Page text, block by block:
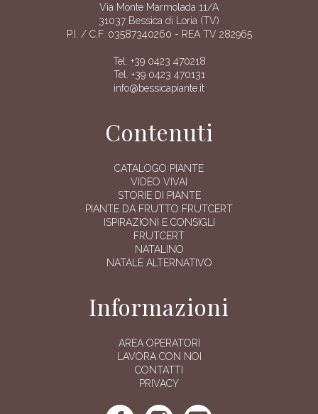
Via Monte Marmolada 11/A
31037 Bessica di Loria (TV)
P.I. / C.F. 03587340260 - REA TV 282965
Tel. +39 0423 470218
Tel. +39 0423 470131
info@bessicapiante.it
Contenuti
CATALOGO PIANTE
VIDEO VIVAI
STORIE DI PIANTE
PIANTE DA FRUTTO FRUTCERT
ISPIRAZIONI E CONSIGLI
FRUTCERT
NATALINO
NATALE ALTERNATIVO
Informazioni
AREA OPERATORI
LAVORA CON NOI
CONTATTI
PRIVACY